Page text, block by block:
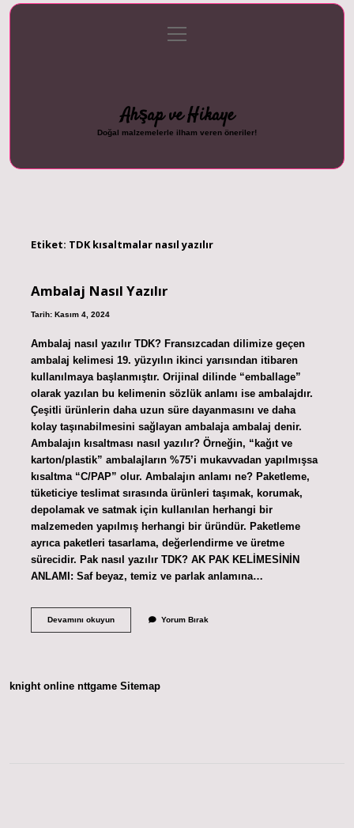
Gizlilik Politikası
menüyü
aç
Ahşap ve Hikaye
Doğal malzemelerle ilham veren öneriler!
Etiket: TDK kısaltmalar nasıl yazılır
Ambalaj Nasıl Yazılır
Tarih: Kasım 4, 2024
Ambalaj nasıl yazılır TDK? Fransızcadan dilimize geçen
ambalaj kelimesi 19. yüzyılın ikinci yarısından itibaren
kullanılmaya başlanmıştır. Orijinal dilinde “emballage”
olarak yazılan bu kelimenin sözlük anlamı ise ambalajdır.
Çeşitli ürünlerin daha uzun süre dayanmasını ve daha
kolay taşınabilmesini sağlayan ambalaja ambalaj denir.
Ambalajın kısaltması nasıl yazılır? Örneğin, “kağıt ve
karton/plastik” ambalajların %75’i mukavvadan yapılmışsa
kısaltma “C/PAP” olur. Ambalajın anlamı ne? Paketleme,
tüketiciye teslimat sırasında ürünleri taşımak, korumak,
depolamak ve satmak için kullanılan herhangi bir
malzemeden yapılmış herhangi bir üründür. Paketleme
ayrıca paketleri tasarlama, değerlendirme ve üretme
sürecidir. Pak nasıl yazılır TDK? AK PAK KELİMESİNİN
ANLAMI: Saf beyaz, temiz ve parlak anlamına…
Devamını okuyunAmbalaj
Yorum Bırak
knight online nttgame Sitemap